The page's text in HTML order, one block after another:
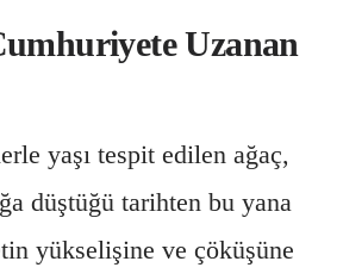
Uzanan
yaşı tespit edilen ağaç,
düştüğü tarihten bu yana
yükselişine ve çöküşüne